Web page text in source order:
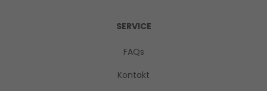
SERVICE
FAQs
Kontakt